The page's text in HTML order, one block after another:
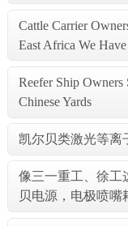
Cattle Carrier
East Africa We
Reefer Ship
Chinese Yards
凯尔贝类激光等离
像三一重工、徐工
贝电源，电极喷嘴